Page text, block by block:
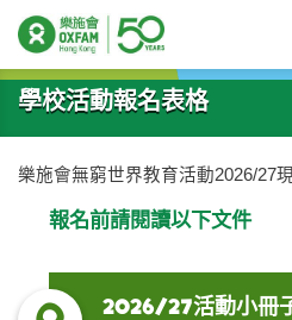
開始主要內容
學校活動報名表格
樂施會無窮世界教育活動2026/27
報名前請閱讀以下文件
2026/27活動小冊